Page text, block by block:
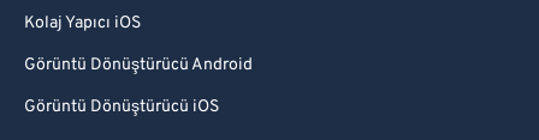
Kolaj Yapıcı iOS
Görüntü Dönüştürücü Android
Görüntü Dönüştürücü iOS